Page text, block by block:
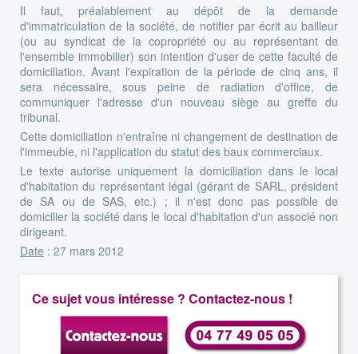
Il faut, préalablement au dépôt de la demande
d'immatriculation de la société, de notifier par écrit au bailleur
(ou au syndicat de la copropriété ou au représentant de
l'ensemble immobilier) son intention d'user de cette faculté de
domiciliation. Avant l'expiration de la période de cinq ans, il
sera nécessaire, sous peine de radiation d'office, de
communiquer l'adresse d'un nouveau siège au greffe du
tribunal.
Cette domiciliation n'entraîne ni changement de destination de
l'immeuble, ni l'application du statut des baux commerciaux.
Le texte autorise uniquement la domiciliation dans le local
d'habitation du représentant légal (gérant de SARL, président
de SA ou de SAS, etc.) ; il n'est donc pas possible de
domicilier la société dans le local d'habitation d'un associé non
dirigeant.
Date : 27 mars 2012
Ce sujet vous intéresse ? Contactez-nous !